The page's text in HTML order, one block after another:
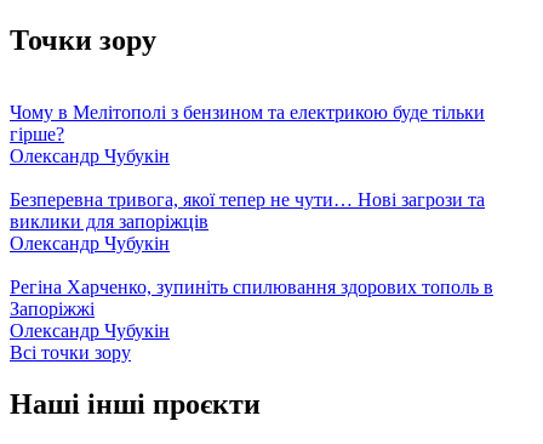
Точки зору
Чому в Мелітополі з бензином та електрикою буде тільки
гірше?
Олександр Чубукін
Безперевна тривога, якої тепер не чути… Нові загрози та
виклики для запоріжців
Олександр Чубукін
Регіна Харченко, зупиніть спилювання здорових тополь в
Запоріжжі
Олександр Чубукін
Всі точки зору
Наші інші проєкти